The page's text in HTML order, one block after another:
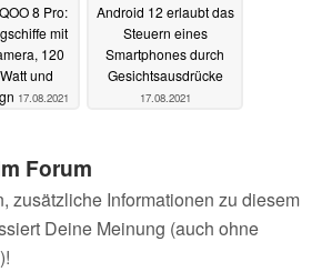
8 Pro:
mit
120
und
17.08.2021
Android 12 erlaubt das
Steuern eines
Smartphones durch
Gesichtsausdrücke
17.08.2021
Forum
zusätzliche Informationen zu diesem
Deine Meinung (auch ohne